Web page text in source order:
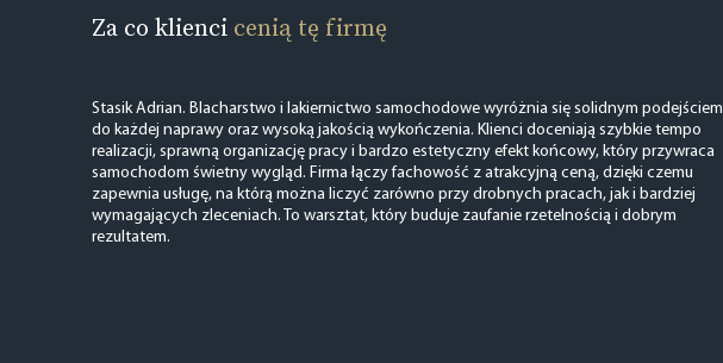
Za co klienci cenią tę firmę
Stasik Adrian. Blacharstwo i lakiernictwo samochodowe wyróżnia się solidnym podejściem
do każdej naprawy oraz wysoką jakością wykończenia. Klienci doceniają szybkie tempo
realizacji, sprawną organizację pracy i bardzo estetyczny efekt końcowy, który przywraca
samochodom świetny wygląd. Firma łączy fachowość z atrakcyjną ceną, dzięki czemu
zapewnia usługę, na którą można liczyć zarówno przy drobnych pracach, jak i bardziej
wymagających zleceniach. To warsztat, który buduje zaufanie rzetelnością i dobrym
rezultatem.